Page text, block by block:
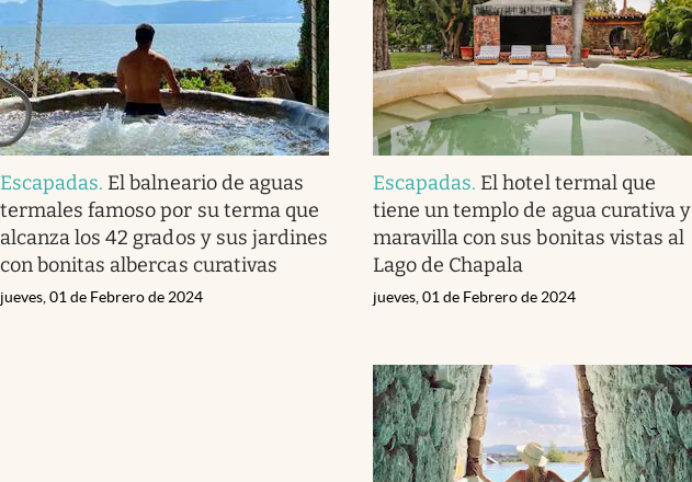
Escapadas. El balneario de aguas
termales famoso por su terma que
alcanza los 42 grados y sus jardines
con bonitas albercas curativas
jueves, 01 de Febrero de 2024
Escapadas. El hotel termal que
tiene un templo de agua curativa y
maravilla con sus bonitas vistas al
Lago de Chapala
jueves, 01 de Febrero de 2024